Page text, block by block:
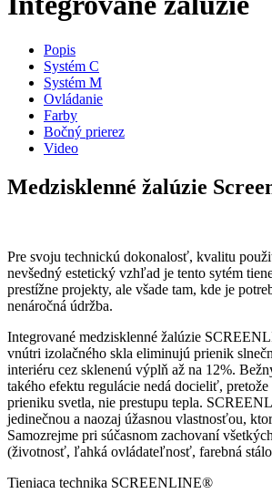
Popis
Systém C
Systém M
Ovládanie
Farby
Bočný prierez
Video
Medzisklenné žalúzie
Pre svoju technickú dokonalosť, kvalitu
nevšedný estetický vzhľad je tento sytém
prestížne projekty, ale všade tam, kde je
nenáročná údržba.
Integrované medzisklenné žalúzie
vnútri izolačného skla eliminujú prienik
interiéru cez sklenenú výplň až na 12%.
takého efektu regulácie nedá docieliť, pretože
prieniku svetla, nie prestupu tepla.
jedinečnou a naozaj úžasnou vlastnosťou,
Samozrejme pri súčasnom zachovaní
(životnosť, ľahká ovládateľnosť, farebná
Tieniaca technika SCREENLINE®